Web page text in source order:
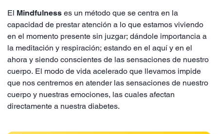
El Mindfulness es un método que se centra en la
capacidad de prestar atención a lo que estamos viviendo
en el momento presente sin juzgar; dándole importancia a
la meditación y respiración; estando en el aquí y en el
ahora y siendo conscientes de las sensaciones de nuestro
cuerpo. El modo de vida acelerado que llevamos impide
que nos centremos en atender las sensaciones de nuestro
cuerpo y nuestras emociones, las cuales afectan
directamente a nuestra diabetes.